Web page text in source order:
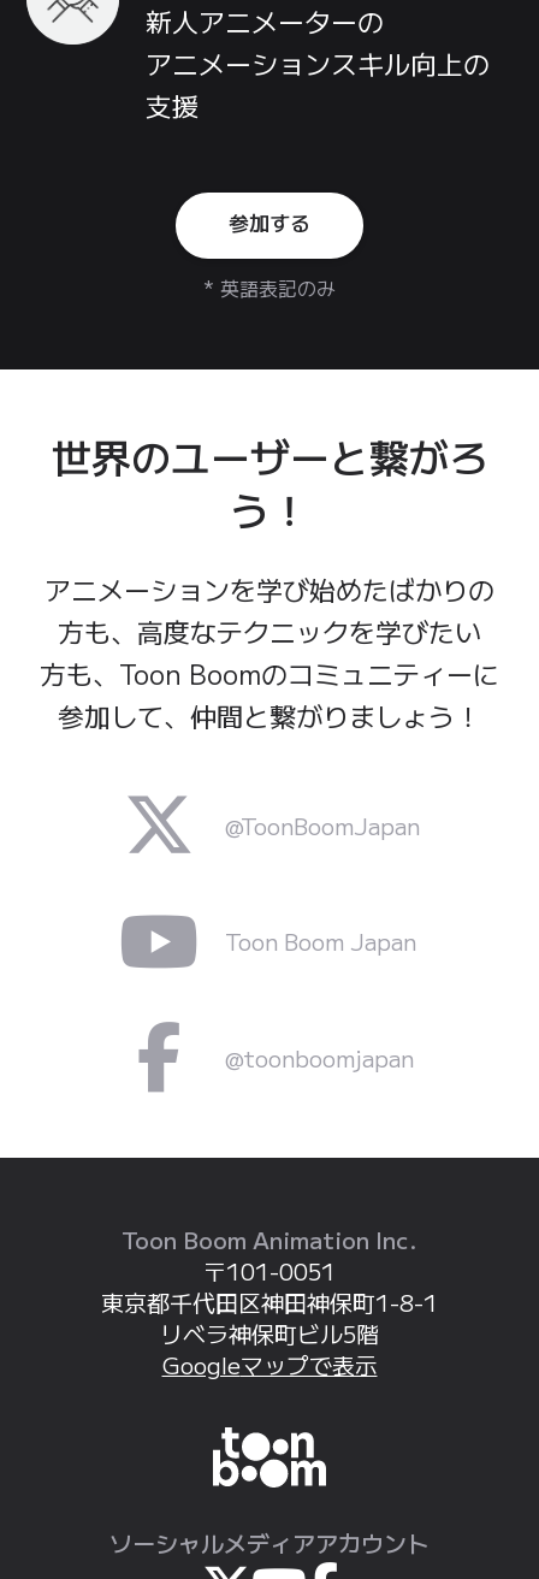
新人アニメーターの
アニメーションスキル向上の
支援
参加する
* 英語表記のみ
世界のユーザーと繋がろ
う！
アニメーションを学び始めたばかりの
方も、 高度なテクニックを学びたい
方も、 Toon Boomのコミュニティーに
参加して、 仲間と繋がりましょう！
@ToonBoomJapan
Toon Boom Japan
@toonboomjapan
Toon Boom Animation Inc.
〒101-0051
東京都千代田区神田神保町1-8-1
リベラ神保町ビル5階
Googleマップで表示
ソーシャルメディアアカウント